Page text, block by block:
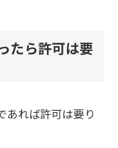
たら許可は要
あれば許可は要り